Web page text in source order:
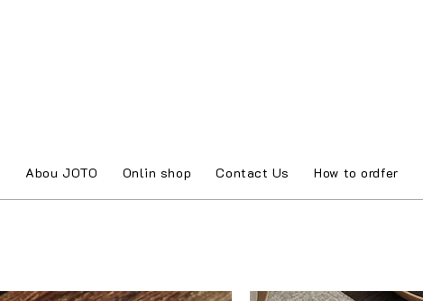
Abou JOTO Onlin shop Contact Us How to ordfer